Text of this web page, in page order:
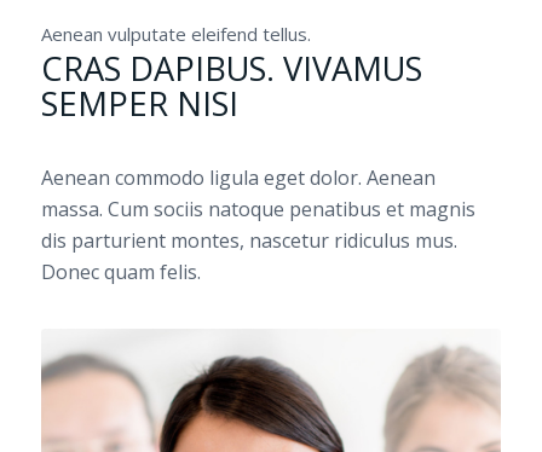
Aenean vulputate eleifend tellus.
CRAS DAPIBUS. VIVAMUS
SEMPER NISI
Aenean commodo ligula eget dolor. Aenean
massa. Cum sociis natoque penatibus et magnis
dis parturient montes, nascetur ridiculus mus.
Donec quam felis.